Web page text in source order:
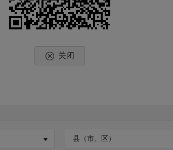
关闭
县（市、区）